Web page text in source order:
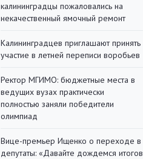
калининградцы пожаловались на
некачественный ямочный ремонт
Калининградцев приглашают принять
участие в летней переписи воробьев
Ректор МГИМО: бюджетные места в
ведущих вузах практически
полностью заняли победители
олимпиад
Вице-премьер Ищенко о переходе в
депутаты: «Давайте дождемся итогов